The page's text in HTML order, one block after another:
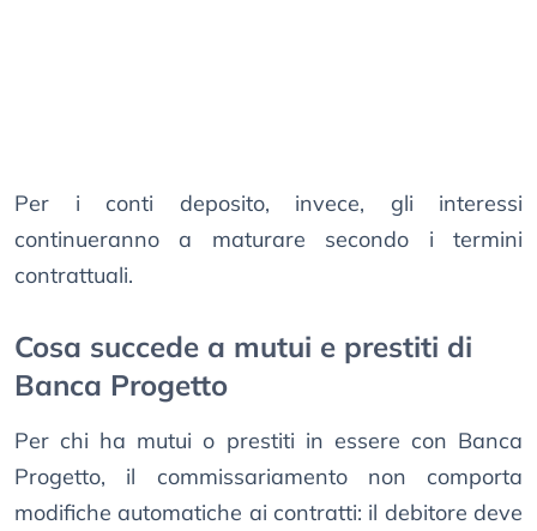
Per i conti deposito, invece, gli interessi
continueranno a maturare secondo i termini
contrattuali.
Cosa succede a mutui e prestiti di
Banca Progetto
Per chi ha mutui o prestiti in essere con Banca
Progetto, il commissariamento non comporta
modifiche automatiche ai contratti: il debitore deve